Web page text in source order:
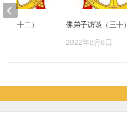
佛弟子访谈（三十）
2022年8月6日
二十二）